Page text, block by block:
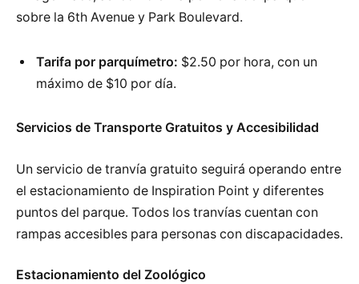
sobre la 6th Avenue y Park Boulevard.
Tarifa por parquímetro: $2.50 por hora, con un
máximo de $10 por día.
Servicios de Transporte Gratuitos y Accesibilidad
Un servicio de tranvía gratuito seguirá operando entre
el estacionamiento de Inspiration Point y diferentes
puntos del parque. Todos los tranvías cuentan con
rampas accesibles para personas con discapacidades.
Estacionamiento del Zoológico